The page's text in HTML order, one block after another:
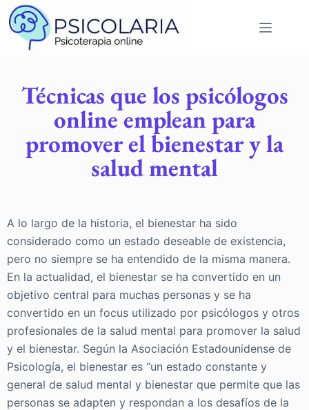
Técnicas que los psicólogos
online emplean para
promover el bienestar y la
salud mental
A lo largo de la historia, el bienestar ha sido
considerado como un estado deseable de existencia,
pero no siempre se ha entendido de la misma manera.
En la actualidad, el bienestar se ha convertido en un
objetivo central para muchas personas y se ha
convertido en un focus utilizado por psicólogos y otros
profesionales de la salud mental para promover la salud
y el bienestar. Según la Asociación Estadounidense de
Psicología, el bienestar es “un estado constante y
general de salud mental y bienestar que permite que las
personas se adapten y respondan a los desafíos de la